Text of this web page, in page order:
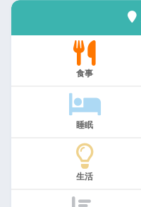
食事
睡眠
生活